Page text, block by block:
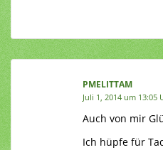
PMELITTAM
Juli 1, 2014 um 13:05
Auch von mir
Ich hüpfe für